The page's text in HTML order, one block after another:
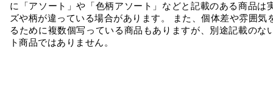
に「アソート」や「色柄アソート」などと記載のある商品は
ズや柄が違っている場合があります。 また、個体差や雰囲気
るために複数個写っている商品もありますが、別途記載のな
ト商品ではありません。